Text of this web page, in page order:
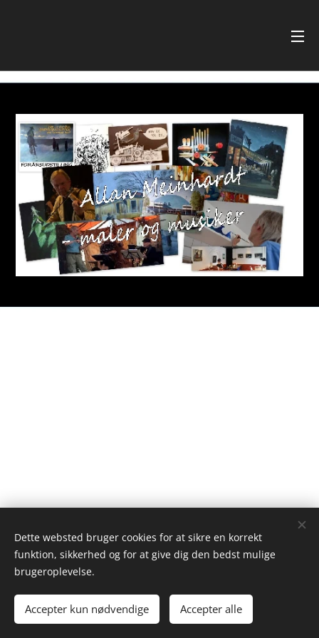
Cookies
Dette websted bruger cookies for at sikre en korrekt
funktion, sikkerhed og for at give dig den bedst mulige
brugeroplevelse.
Accepter kun nødvendige Accepter alle